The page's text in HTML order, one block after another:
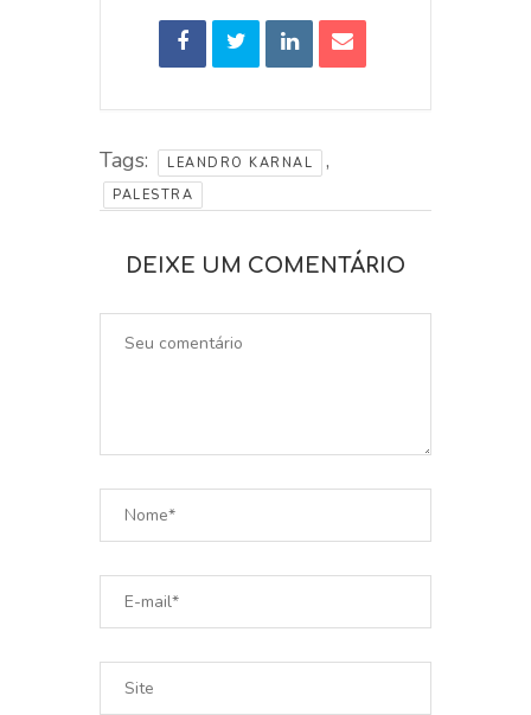
Tags: LEANDRO KARNAL ,
PALESTRA
DEIXE UM COMENTÁRIO